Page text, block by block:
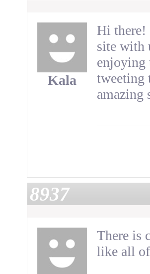
Kala
Hi there!
site with
enjoying
tweeting
amazing
8937
There is
like all